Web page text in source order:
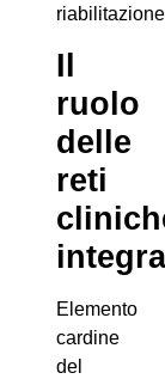
Il
ruolo
delle
reti
Elemento
cardine
del